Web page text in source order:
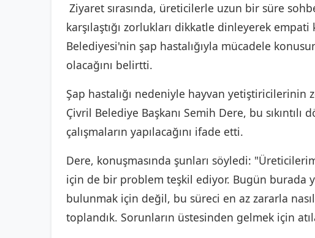
Ziyaret sırasında, üreticilerle uzun bir süre
karşılaştığı zorlukları dikkatle dinleyerek
Belediyesi'nin şap hastalığıyla mücadele
olacağını belirtti.
Şap hastalığı nedeniyle hayvan
Çivril Belediye Başkanı Semih Dere, bu
çalışmaların yapılacağını ifade etti.
Dere, konuşmasında şunları söyledi:
için de bir problem teşkil ediyor. Bugün burada
bulunmak için değil, bu süreci en az zararla
toplandık. Sorunların üstesinden gelmek için